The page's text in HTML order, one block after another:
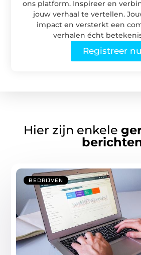
ons platform. Inspireer en
jouw verhaal te vertellen.
impact en versterkt een
verhalen écht
Registreer nu
Hier zijn enkele
BEDRIJVEN